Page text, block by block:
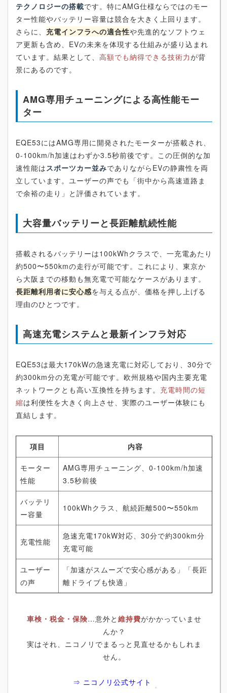
テクノロジーの搭載です。特にAMG仕様ならではのモー
ター性能やバッテリー容量は競合を大きく上回ります。
さらに、 充電インフラへの適合性や先進的なソフトウェ
ア更新も含め、EVの未来を体現する仕組みが盛り込まれ
ています。結果として、 高額でも納得できる技術力が背
景にあるのです。
AMG専用チューニングによる高性能モー
ター
EQE53にはAMG専用に開発されたモーターが搭載され、
0-100km/h加速はわずか3.5秒前後です。この圧倒的な加
速性能は スポーツカー並みでありながらEVの静粛性を両
立しています。ユーザーの声でも「街中から高速道路ま
で余裕の走り」と評価されています。
大容量バッテリーと長距離航続性能
搭載されるバッテリーは100kWhクラスで、一充電あたり
約500〜550kmの走行が可能です。これにより、東京か
ら大阪までの移動も無充電で可能なケースがあります。
長距離利用者に安心感を与える点が、価格を押し上げる
理由のひとつです。
高速充電システムと最新インフラ対応
EQE53は最大170kWの急速充電に対応しており、30分で
約300km分の充電が可能です。欧州規格や国内主要充電
ネットワークとも高い互換性を持ちます。 充電時間の短
縮は利便性を大きく向上させ、実際のユーザー体験にも
直結します。
項目 内容
モーター
性能
AMG専用チューニング、0-100km/h加速
3.5秒前後
バッテリ
ー容量
100kWhクラス、航続距離500〜550km
充電性能
急速充電170kW対応、30分で約300km分
充電可能
ユーザー
の声
「加速がスムーズで安心感がある」「長距
離ドライブも快適」
車検・税金・保険…意外と 維持費がかかっていませ
んか？
実はそれ、ニコノリでまるっと見直せるかもしれま
せん。
⇒ ニコノリ公式サイト